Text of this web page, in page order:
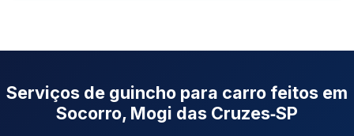
Serviços de guincho para carro feitos em
Socorro, Mogi das Cruzes‑SP